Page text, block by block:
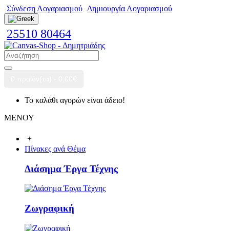
Σύνδεση Λογαριασμού Δημιουργία Λογαριασμού
25510 80464
Το καλάθι αγορών είναι άδειο!
ΜΕΝΟΥ
+
Πίνακες ανά Θέμα
Διάσημα Έργα Τέχνης
Ζωγραφική